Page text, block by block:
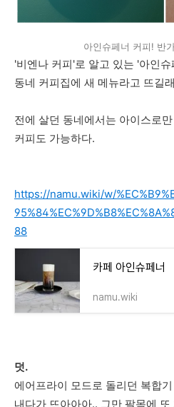
아인슈페너 커피! 반
'비엔나 커피'로 알고 있는 '아인슈
동네 커피집에 새 메뉴라고 뜨길
전에 살던 동네에서는 아이스로
커피도 가능하다.
https://namu.wiki/w/
88
카페 아인슈페너
namu.wiki
덧.
에어프라이 모드로 돌리던 복합
내다가 뜨아아아.. 그만 팔목에